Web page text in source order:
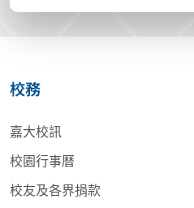
校務
嘉大校訊
校園行事曆
校友及各界捐款